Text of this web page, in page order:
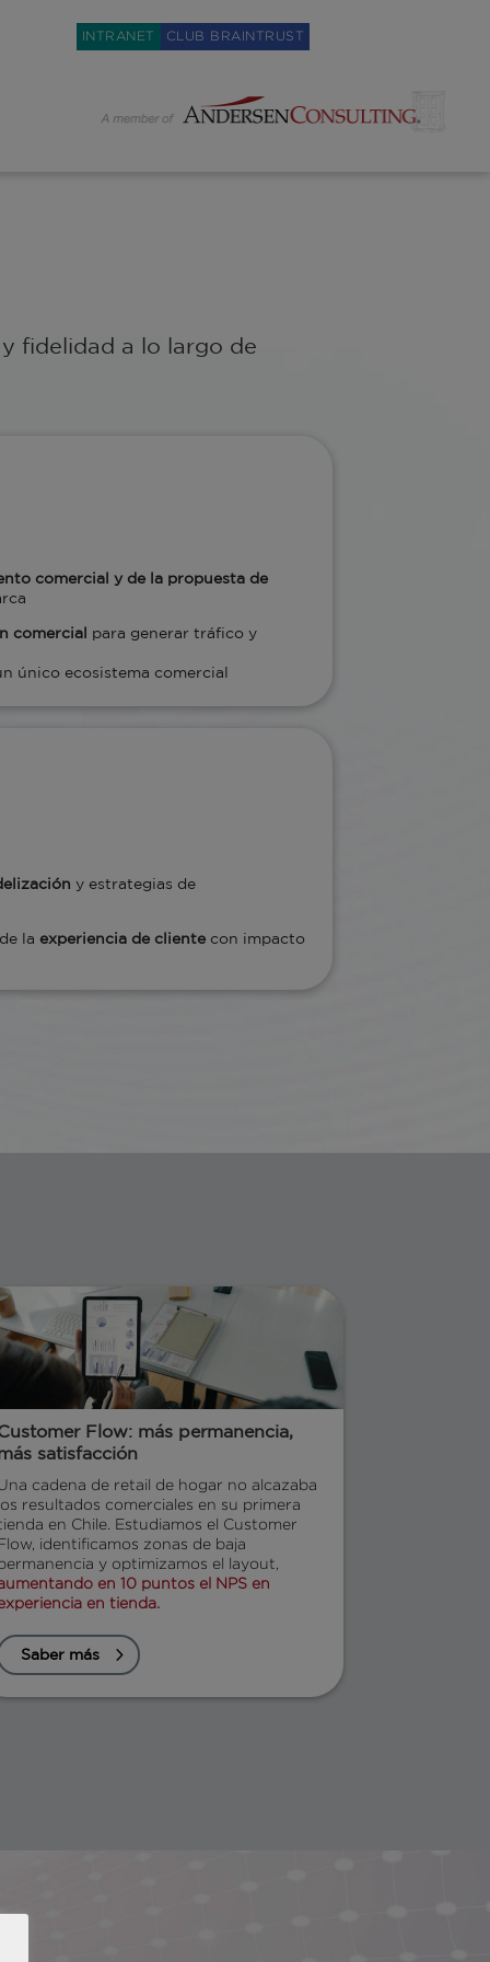
INTRANET CLUB BRAINTRUST
fidelidad a lo largo de
comercial y de la propuesta de
comercial para generar tráfico y
único ecosistema comercial
y estrategias de
la experiencia de clientecon impacto
Flow: más permanencia,
satisfacción
cadena de retail de hogar no alcazaba
resultados comerciales en su primera
en Chile. Estudiamos el Customer
identificamos zonas de baja
y optimizamos el layout,
en 10 puntos el NPS en
en tienda.
Saber más